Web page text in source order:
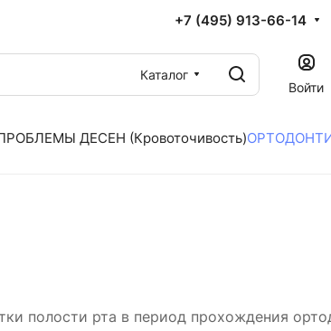
+7 (495) 913-66-14
Каталог
Войти
ДЕСЕН (Кровоточивость)
полости рта в период прохождения